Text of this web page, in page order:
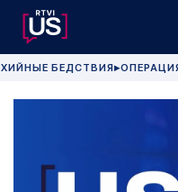
БЕДСТВИЯ▶